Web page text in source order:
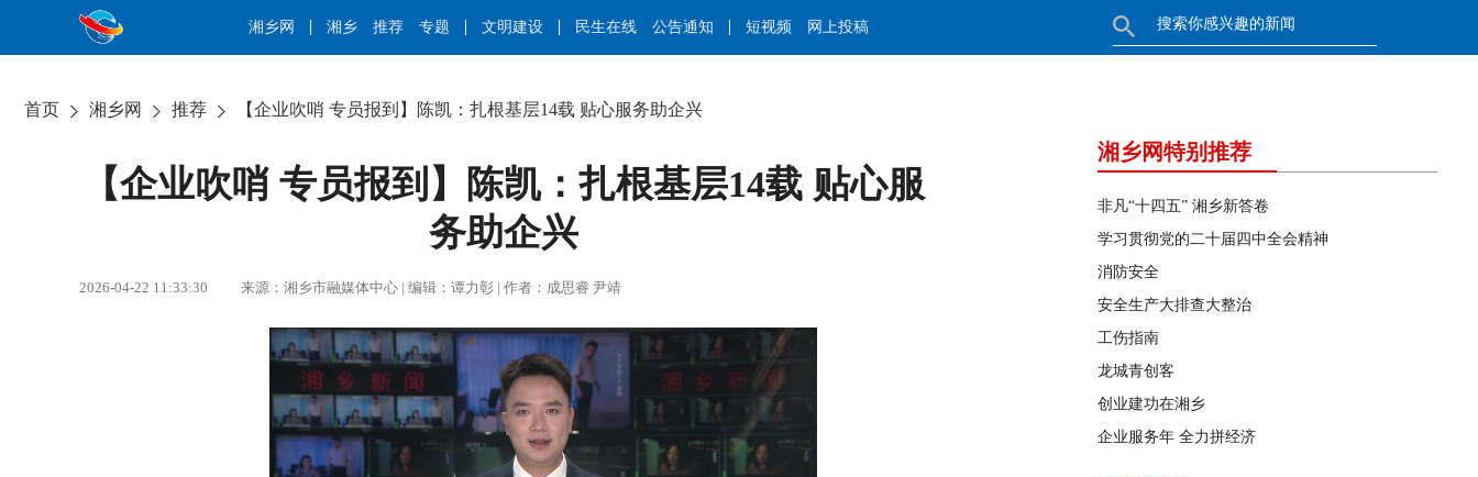
湘乡网 湘乡 推荐 专题 文明建设 民生在线 公告通知 短视频 网上投稿
首页 湘乡网 推荐 【企业吹哨 专员报到】陈凯：扎根基层14载 贴心服务助企兴
【企业吹哨 专员报到】陈凯：扎根基层14载 贴心服
务助企兴
2026-04-22 11:33:30 来源：湘乡市融媒体中心 | 编辑：谭力彰 | 作者：成思睿 尹靖
湘乡网特别推荐
非凡“十四五” 湘乡新答卷
学习贯彻党的二十届四中全会精神
消防安全
安全生产大排查大整治
工伤指南
龙城青创客
创业建功在湘乡
企业服务年 全力拼经济